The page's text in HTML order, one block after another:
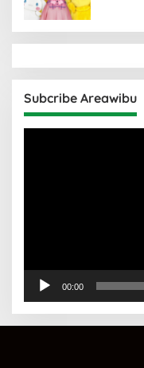
Subcribe Areawibu
00:00